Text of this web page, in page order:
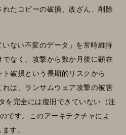
たコピーの破損、改ざん、削除
いない不変のデータ」を常時維持
でなく、攻撃から数か月後に顕在
破損という長期的リスクから
は、ランサムウェア攻撃の被害
を完全には復旧できていない（注
です。このアーキテクチャによ
す。